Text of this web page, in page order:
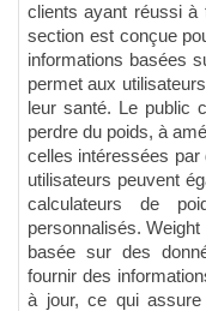
clients ayant réussi à
section est conçue
informations basées
permet aux
leur santé. Le public
perdre du poids, à
celles intéressées par
utilisateurs peuvent
calculateurs de
personnalisés.
basée sur des
fournir des
à jour, ce qui